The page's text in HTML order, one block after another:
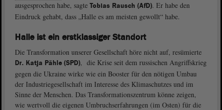
ausgesprochen habe, sagte Tobias Rausch (AfD). Er habe den
Eindruck gehabt, dass „Halle es am meisten gewollt“ habe.
Halle ist ein erstklassiger Standort
Die Transformation unserer Gesellschaft höre nicht auf, resümierte
Dr. Katja Pähle (SPD), die Krise seit dem russischen Angriffskrieg
gegen die Ukraine wirke wie ein Booster für den nötigen Umbau
der Industriegesellschaft im Interesse des Klimaschutzes und im
Sinne der Menschen. Das Transformationszentrum könne zeigen,
wie wertvoll die eigenen Umbruchserfahrungen (im Osten) für die